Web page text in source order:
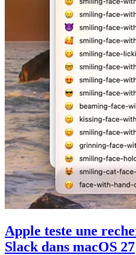
Apple teste une
Slack dans macOS 27